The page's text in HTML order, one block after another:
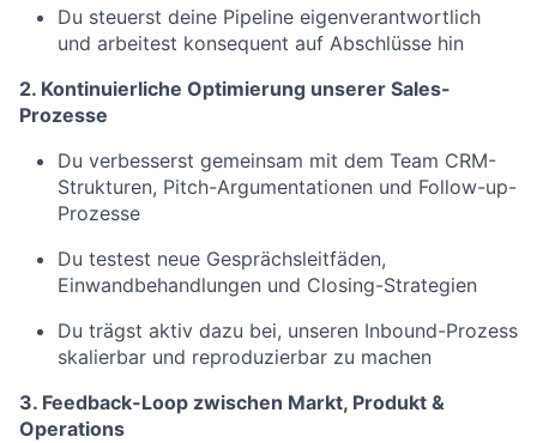
Du steuerst deine Pipeline eigenverantwortlich
und arbeitest konsequent auf Abschlüsse hin
2. Kontinuierliche Optimierung unserer Sales-
Prozesse
Du verbesserst gemeinsam mit dem Team CRM-
Strukturen, Pitch-Argumentationen und Follow-up-
Prozesse
Du testest neue Gesprächsleitfäden,
Einwandbehandlungen und Closing-Strategien
Du trägst aktiv dazu bei, unseren Inbound-Prozess
skalierbar und reproduzierbar zu machen
3. Feedback-Loop zwischen Markt, Produkt &
Operations